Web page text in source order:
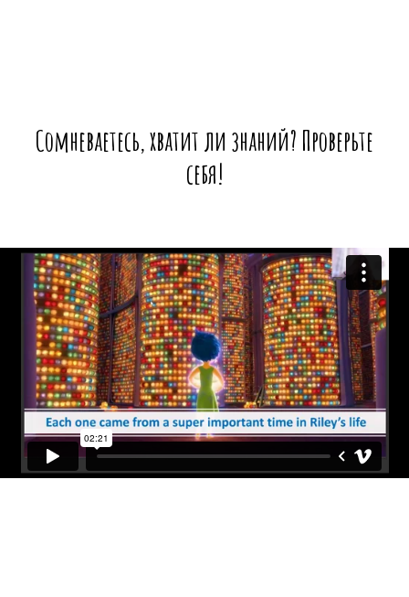
Сомневаетесь, хватит ли знаний? Проверьте
себя!